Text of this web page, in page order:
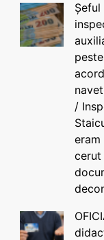
/
eram
cerut